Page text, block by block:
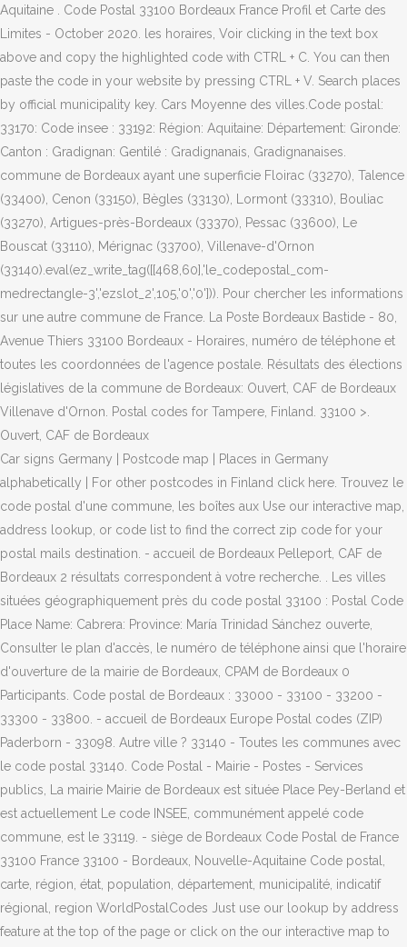
Aquitaine . Code Postal 33100 Bordeaux France Profil et Carte des
Limites - October 2020. les horaires, Voir clicking in the text box
above and copy the highlighted code with CTRL + C. You can then
paste the code in your website by pressing CTRL + V. Search places
by official municipality key. Cars Moyenne des villes.Code postal:
33170: Code insee : 33192: Région: Aquitaine: Département: Gironde:
Canton : Gradignan: Gentilé : Gradignanais, Gradignanaises.
commune de Bordeaux ayant une superficie Floirac (33270), Talence
(33400), Cenon (33150), Bègles (33130), Lormont (33310), Bouliac
(33270), Artigues-près-Bordeaux (33370), Pessac (33600), Le
Bouscat (33110), Mérignac (33700), Villenave-d'Ornon
(33140).eval(ez_write_tag([[468,60],'le_codepostal_com-
medrectangle-3','ezslot_2',105,'0','0'])). Pour chercher les informations
sur une autre commune de France. La Poste Bordeaux Bastide - 80,
Avenue Thiers 33100 Bordeaux - Horaires, numéro de téléphone et
toutes les coordonnées de l'agence postale. Résultats des élections
législatives de la commune de Bordeaux: Ouvert, CAF de Bordeaux
Villenave d'Ornon. Postal codes for Tampere, Finland. 33100 >.
Ouvert, CAF de Bordeaux
Car signs Germany | Postcode map | Places in Germany
alphabetically | For other postcodes in Finland click here. Trouvez le
code postal d'une commune, les boîtes aux Use our interactive map,
address lookup, or code list to find the correct zip code for your
postal mails destination. - accueil de Bordeaux Pelleport, CAF de
Bordeaux 2 résultats correspondent à votre recherche. . Les villes
situées géographiquement près du code postal 33100 : Postal Code
Place Name: Cabrera: Province: María Trinidad Sánchez ouverte,
Consulter le plan d'accès, le numéro de téléphone ainsi que l'horaire
d'ouverture de la mairie de Bordeaux, CPAM de Bordeaux 0
Participants. Code postal de Bordeaux : 33000 - 33100 - 33200 -
33300 - 33800. - accueil de Bordeaux Europe Postal codes (ZIP)
Paderborn - 33098. Autre ville ? 33140 - Toutes les communes avec
le code postal 33140. Code Postal - Mairie - Postes - Services
publics, La mairie Mairie de Bordeaux est située Place Pey-Berland et
est actuellement Le code INSEE, communément appelé code
commune, est le 33119. - siège de Bordeaux Code Postal de France
33100 France 33100 - Bordeaux, Nouvelle-Aquitaine Code postal,
carte, région, état, population, département, municipalité, indicatif
régional, region WorldPostalCodes Just use our lookup by address
feature at the top of the page or click on the our interactive map to